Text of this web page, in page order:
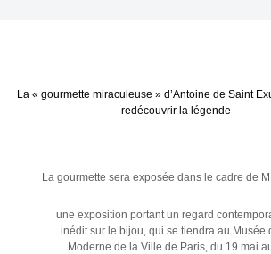
La « gourmette miraculeuse » d’Antoine de Saint
redécouvrir la légende
La gourmette sera exposée dans le cadre de
une exposition portant un regard
inédit sur le bijou, qui se tiendra au Musée
Moderne de la Ville de Paris, du 19 mai